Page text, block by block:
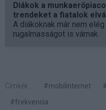
Diákok a
trendeket a fiatalok
A diákoknak már nem
rugalmasságot is várnak.
Címkék: #mobilinternet
#frekvencia